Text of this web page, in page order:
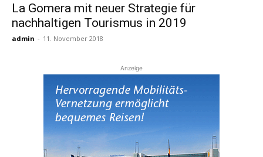
Reiseempfehlungen.
La Gomera mit neuer Strategie für
nachhaltigen Tourismus in 2019
admin - 11. November 2018
Anzeige